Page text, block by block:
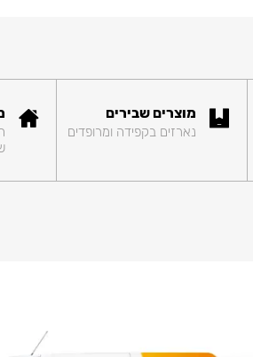
מוצרים שבירים
נארזים בקפידה ומרופדים